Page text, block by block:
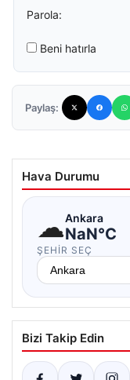
Parola:
Beni hatırla
Paylaş:
Hava Durumu
☁Ankara
NaN°C
ŞEHIR SEÇ
Bizi Takip Edin